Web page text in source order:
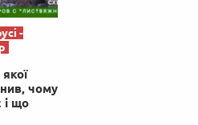
-
чому
і що